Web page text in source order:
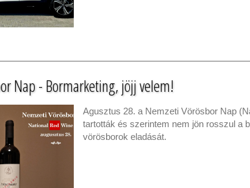
Nap - Bormarketing, jöjj velem!
Agusztus 28. a Nemzeti Vörösbor Nap
tartották és szerintem nem jön rosszul a
vörösborok eladását.